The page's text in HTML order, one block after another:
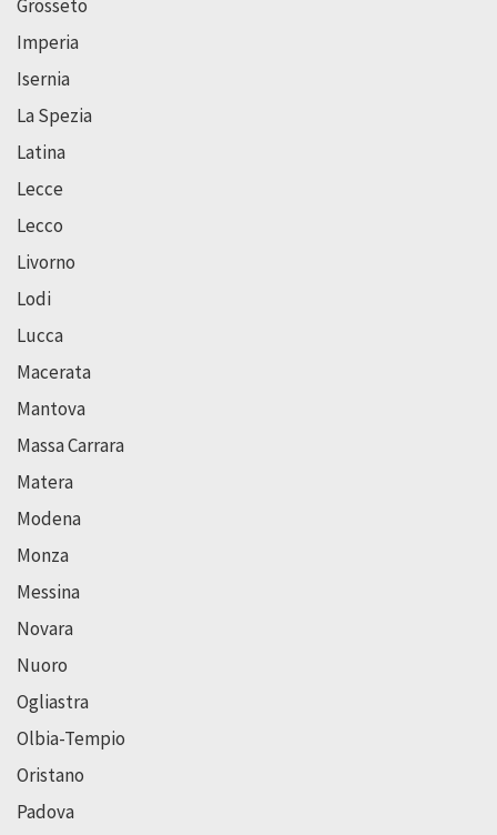
Grosseto
Imperia
Isernia
La Spezia
Latina
Lecce
Lecco
Livorno
Lodi
Lucca
Macerata
Mantova
Massa Carrara
Matera
Modena
Monza
Messina
Novara
Nuoro
Ogliastra
Olbia-Tempio
Oristano
Padova